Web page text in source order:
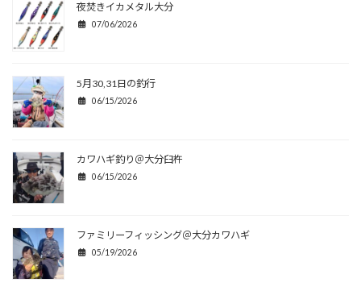
夜焚きイカメタル大分
07/06/2026
5月30,31日の釣行
06/15/2026
カワハギ釣り＠大分臼杵
06/15/2026
ファミリーフィッシング＠大分カワハギ
05/19/2026